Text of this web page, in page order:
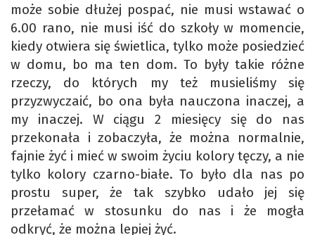
może sobie dłużej pospać, nie musi wstawać o
6.00 rano, nie musi iść do szkoły w momencie,
kiedy otwiera się świetlica, tylko może posiedzieć
w domu, bo ma ten dom. To były takie różne
rzeczy, do których my też musieliśmy się
przyzwyczaić, bo ona była nauczona inaczej, a
my inaczej. W ciągu 2 miesięcy się do nas
przekonała i zobaczyła, że można normalnie,
fajnie żyć i mieć w swoim życiu kolory tęczy, a nie
tylko kolory czarno-białe. To było dla nas po
prostu super, że tak szybko udało jej się
przełamać w stosunku do nas i że mogła
odkryć, że można lepiej żyć.